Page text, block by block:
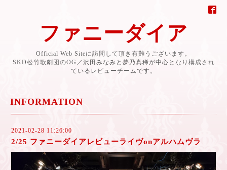
ファニーダイア
Official Web Siteに訪問して頂き有難うございます。
SKD松竹歌劇団のOG／沢田みなみと夢乃真稀が中心となり構成され
ているレビューチームです。
INFORMATION
2021-02-28 11:26:00
2/25 ファニーダイアレビューライヴonアルハムヴラ